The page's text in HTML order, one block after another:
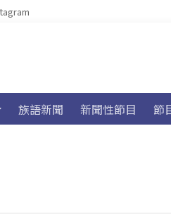
族語新聞 新聞性節目 節